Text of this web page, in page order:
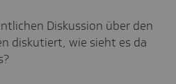
Diskussion über den
diskutiert, wie sieht es da